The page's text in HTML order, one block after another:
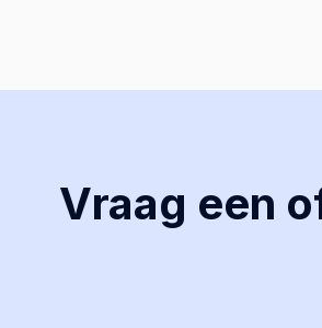
Vraag een